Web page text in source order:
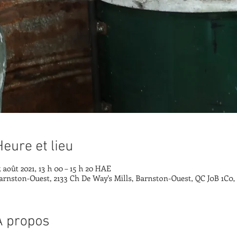
et lieu
août 2021, 13 h 00 – 15 h 20 HAE
Ouest, 2133 Ch De Way's Mills, Barnston-Ouest, QC J0B 1C0,
propos